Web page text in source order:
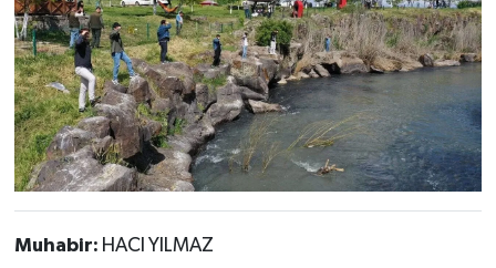
Muhabir: HACI YILMAZ